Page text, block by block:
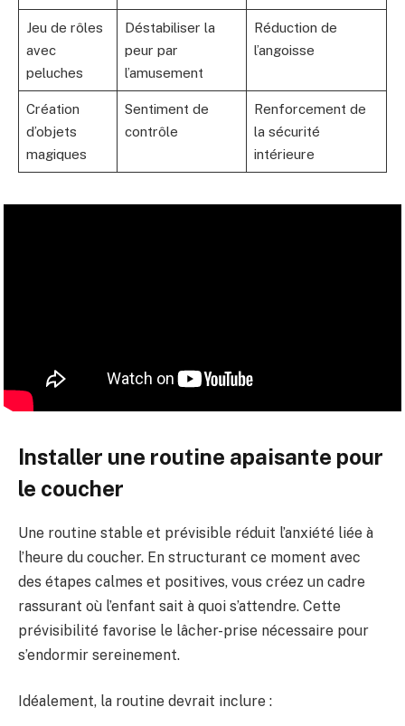
Jeu de rôles
avec
peluches
Déstabiliser la
peur par
l’amusement
Réduction de
l’angoisse
Création
d’objets
magiques
Sentiment de
contrôle
Renforcement de
la sécurité
intérieure
Installer une routine apaisante pour
le coucher
Une routine stable et prévisible réduit l’anxiété liée à
l’heure du coucher. En structurant ce moment avec
des étapes calmes et positives, vous créez un cadre
rassurant où l’enfant sait à quoi s’attendre. Cette
prévisibilité favorise le lâcher-prise nécessaire pour
s’endormir sereinement.
Idéalement, la routine devrait inclure :